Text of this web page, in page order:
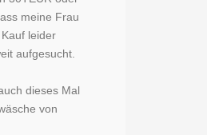
meine Frau
leider
aufgesucht.
dieses Mal
von